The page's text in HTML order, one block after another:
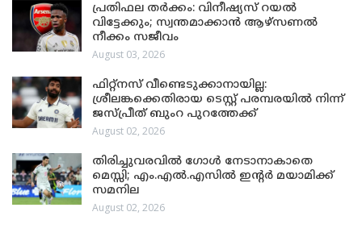
പ്രതിഫല തർക്കം: വിനീഷ്യസ് റയൽ
വിട്ടേക്കും; സ്വന്തമാക്കാൻ ആഴ്സണൽ
നീക്കം സജീവം
August 03, 2026
ഫിറ്റ്നസ് വീണ്ടെടുക്കാനായില്ല:
ശ്രീലങ്കക്കെതിരായ ടെസ്റ്റ് പരമ്പരയിൽ നിന്ന്
ജസ്പ്രീത് ബുംറ പുറത്തേക്ക്
August 02, 2026
തിരിച്ചുവരവിൽ ഗോൾ നേടാനാകാതെ
മെസ്സി; എം.എൽ.എസിൽ ഇന്റർ മയാമിക്ക്
സമനില
August 02, 2026